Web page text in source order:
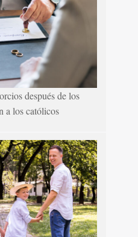
después de los
a los católicos